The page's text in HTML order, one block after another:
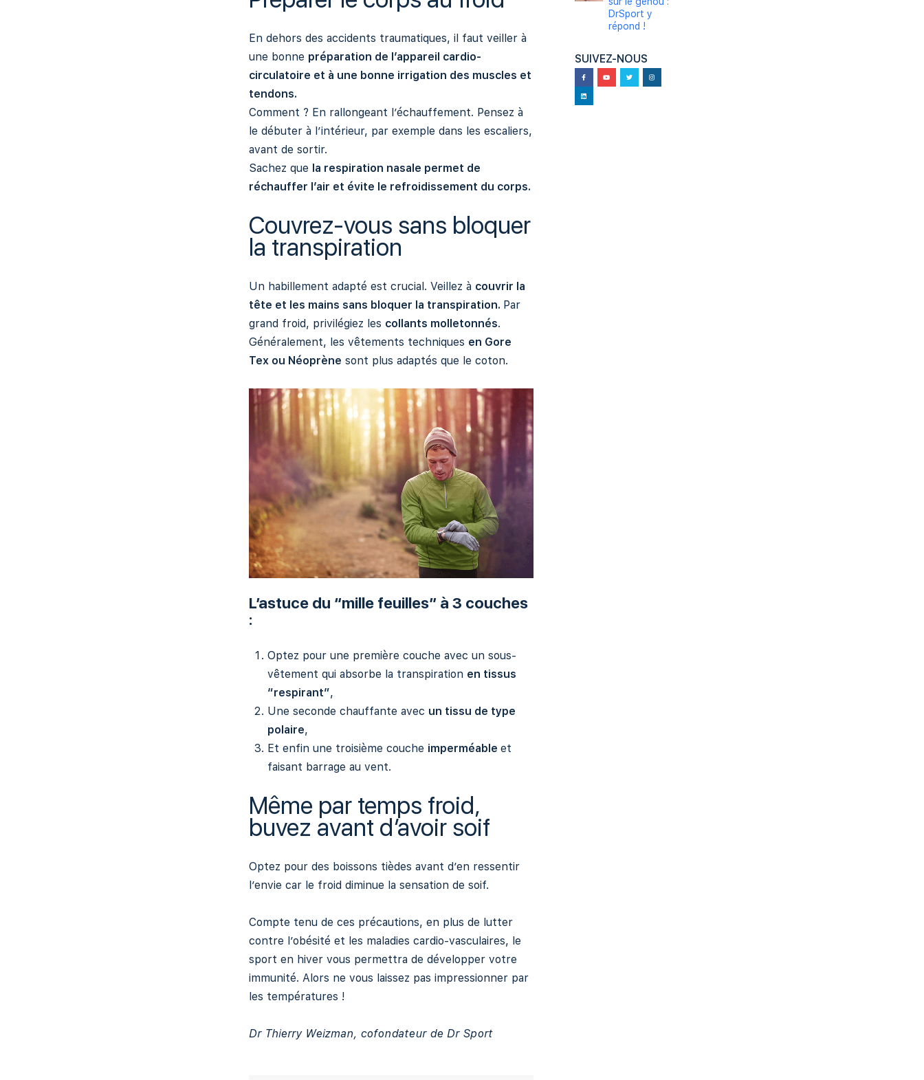
En dehors des accidents traumatiques, il faut veiller à
une bonne préparation de l’appareil cardio-
circulatoire et à une bonne irrigation des muscles et
tendons.
Comment ? En rallongeant l’échauffement. Pensez à
le débuter à l’intérieur, par exemple dans les escaliers,
avant de sortir.
Sachez que la respiration nasale permet de
réchauffer l’air et évite le refroidissement du corps.
Couvrez-vous sans bloquer
la transpiration
Un habillement adapté est crucial. Veillez à couvrir la
tête et les mains sans bloquer la transpiration. Par
grand froid, privilégiez les collants molletonnés.
Généralement, les vêtements techniques en Gore
Tex ou Néoprène sont plus adaptés que le coton.
L’astuce du “mille feuilles” à 3 couches
:
Optez pour une première couche avec un sous-
vêtement qui absorbe la transpiration en tissus
“respirant”,
Une seconde chauffante avec un tissu de type
polaire,
Et enfin une troisième couche imperméable et
faisant barrage au vent.
Même par temps froid,
buvez avant d’avoir soif
Optez pour des boissons tièdes avant d’en ressentir
l’envie car le froid diminue la sensation de soif.
Compte tenu de ces précautions, en plus de lutter
contre l’obésité et les maladies cardio-vasculaires, le
sport en hiver vous permettra de développer votre
immunité. Alors ne vous laissez pas impressionner par
les températures !
Dr Thierry Weizman, cofondateur de Dr Sport
DrSport y
répond !
SUIVEZ-NOUS